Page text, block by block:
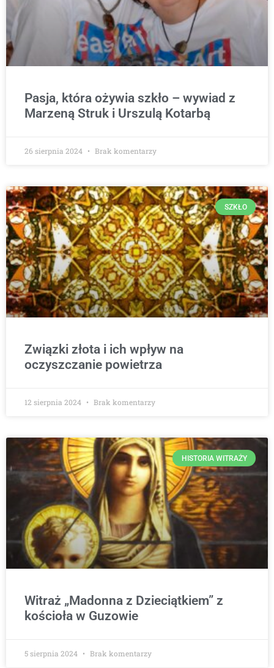
Pasja, która ożywia szkło – wywiad z
Marzeną Struk i Urszulą Kotarbą
26 sierpnia 2024 Brak komentarzy
SZKŁO
Związki złota i ich wpływ na
oczyszczanie powietrza
12 sierpnia 2024 Brak komentarzy
HISTORIA WITRAŻY
Witraż „Madonna z Dzieciątkiem” z
kościoła w Guzowie
5 sierpnia 2024 Brak komentarzy